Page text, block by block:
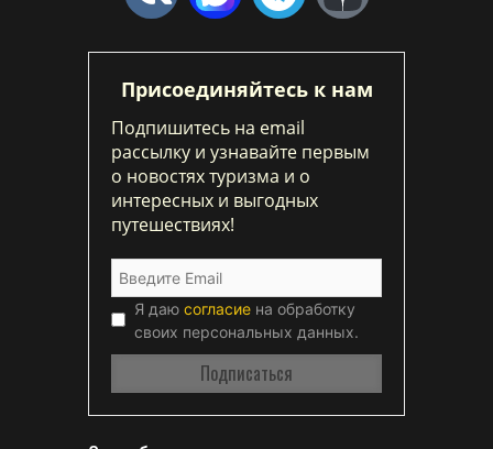
Присоединяйтесь к нам
Подпишитесь на email
рассылку и узнавайте первым
о новостях туризма и о
интересных и выгодных
путешествиях!
Я даю согласие на обработку
своих персональных данных.